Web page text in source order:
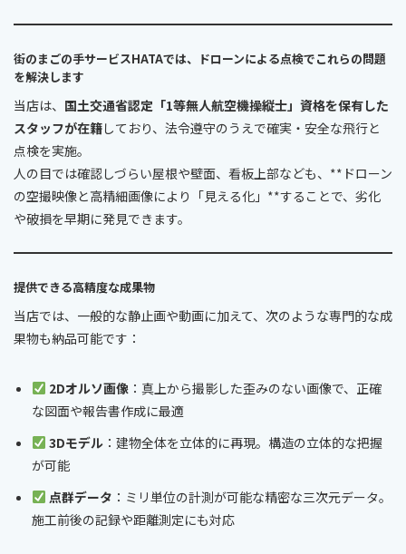
街のまごの手サービスHATAでは、ドローンによる点検でこれらの問題
を解決します
当店は、 国土交通省認定「1等無人航空機操縦士」資格を保有した
スタッフが在籍しており、法令遵守のうえで確実・安全な飛行と
点検を実施。
人の目では確認しづらい屋根や壁面、看板上部なども、**ドローン
の空撮映像と高精細画像により「見える化」**することで、劣化
や破損を早期に発見できます。
提供できる高精度な成果物
当店では、一般的な静止画や動画に加えて、次のような専門的な成
果物も納品可能です：
2Dオルソ画像：真上から撮影した歪みのない画像で、正確
な図面や報告書作成に最適
3Dモデル：建物全体を立体的に再現。構造の立体的な把握
が可能
点群データ ：ミリ単位の計測が可能な精密な三次元データ。
施工前後の記録や距離測定にも対応